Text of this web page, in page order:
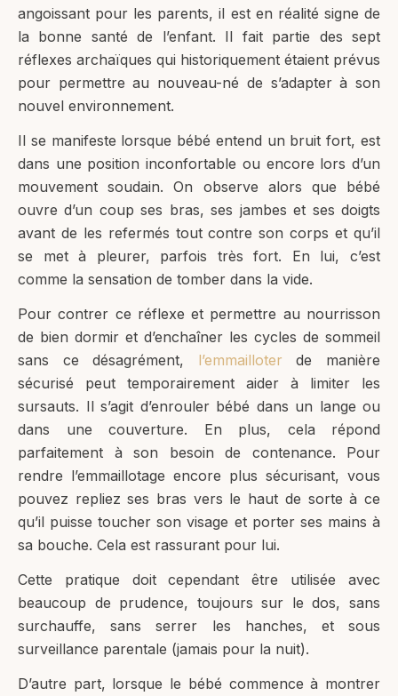
angoissant pour les parents, il est en réalité signe de
la bonne santé de l’enfant. Il fait partie des sept
réflexes archaïques qui historiquement étaient prévus
pour permettre au nouveau-né de s’adapter à son
nouvel environnement.
Il se manifeste lorsque bébé entend un bruit fort, est
dans une position inconfortable ou encore lors d’un
mouvement soudain. On observe alors que bébé
ouvre d’un coup ses bras, ses jambes et ses doigts
avant de les refermés tout contre son corps et qu’il
se met à pleurer, parfois très fort. En lui, c’est
comme la sensation de tomber dans la vide.
Pour contrer ce réflexe et permettre au nourrisson
de bien dormir et d’enchaîner les cycles de sommeil
sans ce désagrément, l’emmailloter de manière
sécurisé peut temporairement aider à limiter les
sursauts. Il s’agit d’enrouler bébé dans un lange ou
dans une couverture. En plus, cela répond
parfaitement à son besoin de contenance. Pour
rendre l’emmaillotage encore plus sécurisant, vous
pouvez repliez ses bras vers le haut de sorte à ce
qu’il puisse toucher son visage et porter ses mains à
sa bouche. Cela est rassurant pour lui.
Cette pratique doit cependant être utilisée avec
beaucoup de prudence, toujours sur le dos, sans
surchauffe, sans serrer les hanches, et sous
surveillance parentale (jamais pour la nuit).
D’autre part, lorsque le bébé commence à montrer